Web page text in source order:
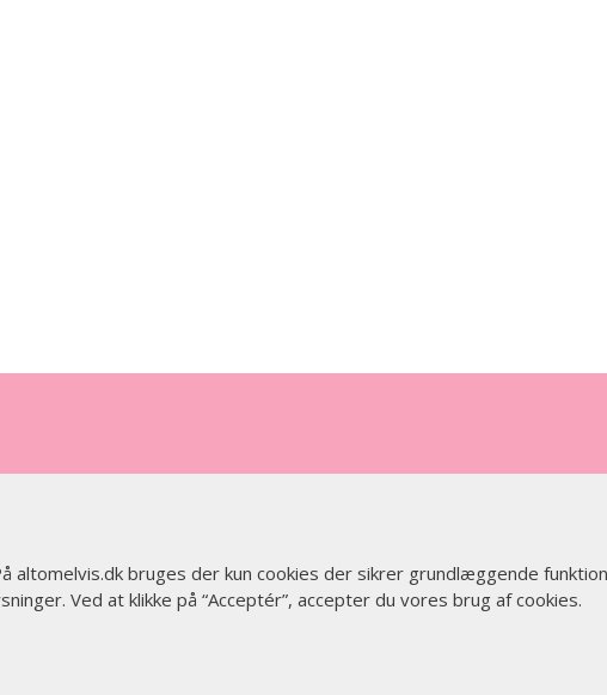
altomelvis.dk bruges der kun cookies der sikrer grundlæggende
Ved at klikke på “Acceptér”, accepter du vores brug af cookies.